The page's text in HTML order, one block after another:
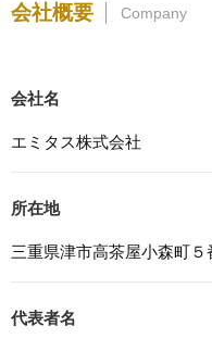
応募者等の個人情報の
5. 安全管理措置
応募者等の個人情報を
るとともに、不正なア
6. Cookieについて
本ウェブサイトでは、
電話番号は含まれませ
会社概要 Company
会社名
エミタス株式会社
所在地
三重県津市高茶屋小森町５
代表者名